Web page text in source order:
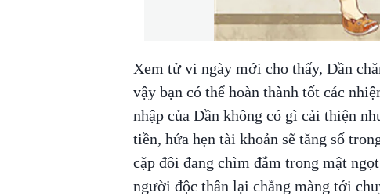
Xem tử vi ngày mới cho thấy, Dần
vậy bạn có thể hoàn thành tốt các
nhập của Dần không có gì cải thiện
tiền, hứa hẹn tài khoản sẽ tăng số
cặp đôi đang chìm đắm trong mật
người độc thân lại chẳng màng tới